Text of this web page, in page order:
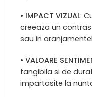
• IMPACT VIZUAL:
creeaza un
sau in
• VALOARE
tangibila si de
impartasite la